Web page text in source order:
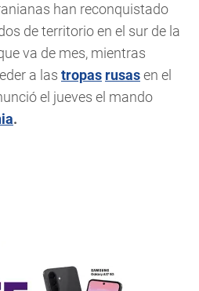
han reconquistado
de territorio en el sur de la
va de mes, mientras
a las tropas rusasen el
el jueves el mando
.